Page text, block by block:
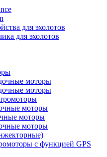
для эхолотов
для эхолотов
моторы
моторы
моторы
моторы
моторы
с функцией GPS